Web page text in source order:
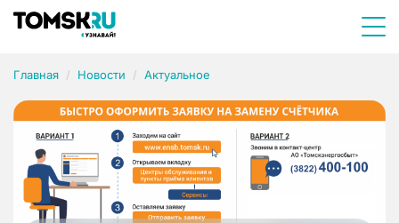
Главная Новости Актуальное